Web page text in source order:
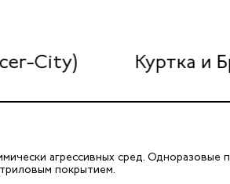
City) Куртка и
агрессивных сред. Одноразовые
покрытием.